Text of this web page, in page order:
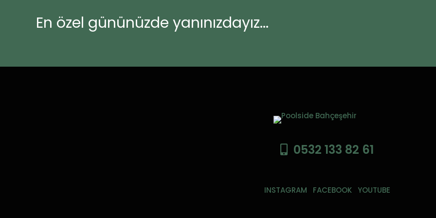
En özel gününüzde yanınızdayız...
0532 133 82 61
INSTAGRAM FACEBOOK YOUTUBE